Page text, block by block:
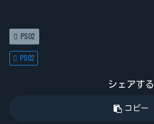
PSO2
PSO2
シェアする
コピー